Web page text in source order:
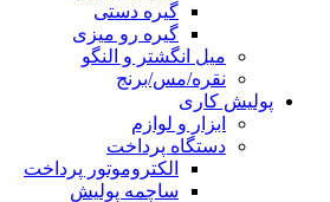
گیره دستی
گیره رو میزی
میل انگشتر و النگو
نقره/مس/برنج
پولیش کاری
ابزار و لوازم
دستگاه پرداخت
الکتروموتور پرداخت
ساچمه پولیش